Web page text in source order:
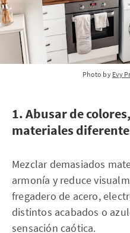
Photo by Evy
1. Abusar de
materiales
Mezclar demasiados
armonía y reduce
fregadero de acero,
distintos acabados o
sensación caótica.